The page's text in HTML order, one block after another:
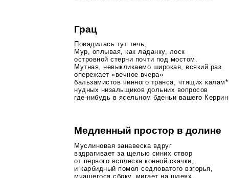
Грац
Повадилась тут течь,
Мур, оплывая, как ладанку, лоск
островной стерни почти под мостом.
Мутная, невыкликаемо широкая, всякий раз
опережает «вечное вчера»
бальзамистов чинного транса, чтящих калам*
нудных низальщиков дольних вопросов
где-нибудь в ясельном бденьи вашего
Медленный простор в долине
Муслиновая занавеска вдруг
вздрагивает за щелью синих створ
от первого всплеска конной скачки,
и карбидный помол седловатого взгорья,
мчащегося сбоку, мигает на шлеях.